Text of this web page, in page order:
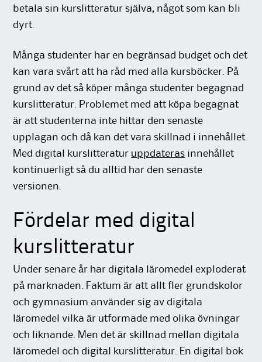
betala sin kurslitteratur själva, något som kan bli
dyrt.
Många studenter har en begränsad budget och det
kan vara svårt att ha råd med alla kursböcker. På
grund av det så köper många studenter begagnad
kurslitteratur. Problemet med att köpa begagnat
är att studenterna inte hittar den senaste
upplagan och då kan det vara skillnad i innehållet.
Med digital kurslitteratur uppdateras innehållet
kontinuerligt så du alltid har den senaste
versionen.
Fördelar med digital
kurslitteratur
Under senare år har digitala läromedel exploderat
på marknaden. Faktum är att allt fler grundskolor
och gymnasium använder sig av digitala
läromedel vilka är utformade med olika övningar
och liknande. Men det är skillnad mellan digitala
läromedel och digital kurslitteratur. En digital bok